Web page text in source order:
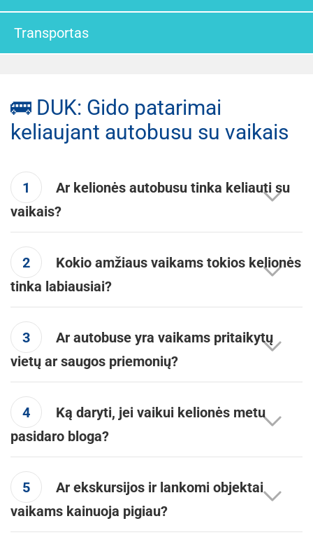
Transportas
🚌 DUK: Gido patarimai
keliaujant autobusu su vaikais
1
Ar kelionės autobusu tinka keliauti su
vaikais?
2
Kokio amžiaus vaikams tokios kelionės
tinka labiausiai?
3
Ar autobuse yra vaikams pritaikytų
vietų ar saugos priemonių?
4
Ką daryti, jei vaikui kelionės metu
pasidaro bloga?
5
Ar ekskursijos ir lankomi objektai
vaikams kainuoja pigiau?